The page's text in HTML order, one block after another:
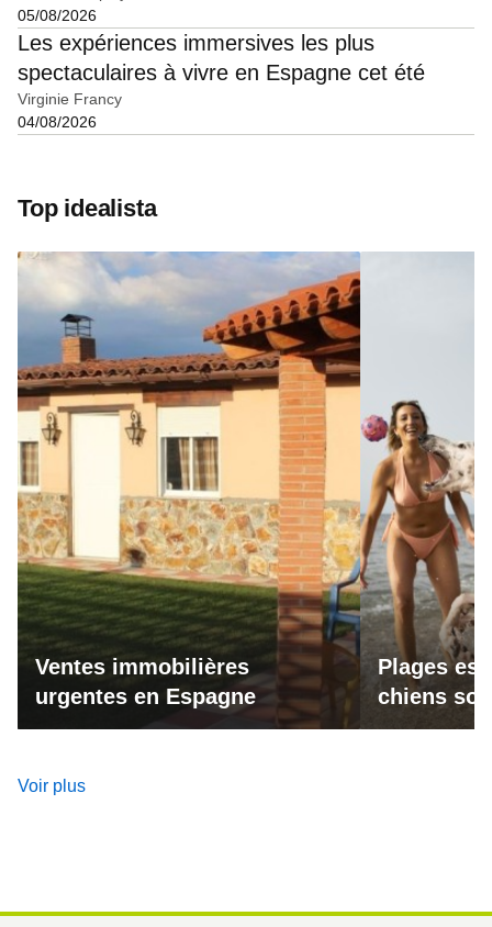
05/08/2026
Les expériences immersives les plus
spectaculaires à vivre en Espagne cet été
Virginie Francy
04/08/2026
Top idealista
Ventes immobilières
urgentes en Espagne
Plages
chiens
Voir plus